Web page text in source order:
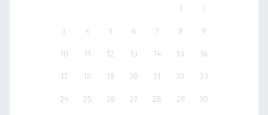
1 2
3 4 5 6 7 8 9
10 11 12 13 14 15 16
17 18 19 20 21 22 23
24 25 26 27 28 29 30